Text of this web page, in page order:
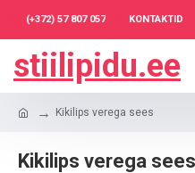
(+372) 57 807 057 KONTAKTID
stiilipidu.ee
Kikilips verega sees
Kikilips verega sees